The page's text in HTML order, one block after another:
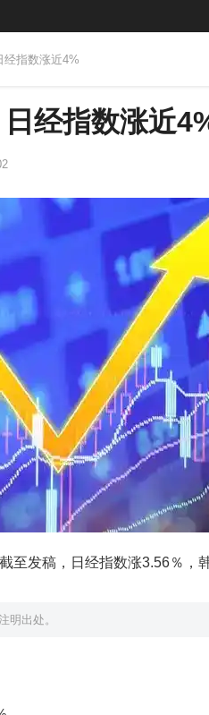
指数涨近4%
经指数涨近
至发稿，日经指数涨3.56％，
明出处。